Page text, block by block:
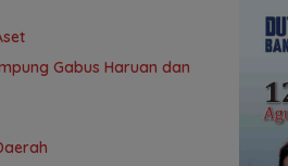
Gabus Haruan dan